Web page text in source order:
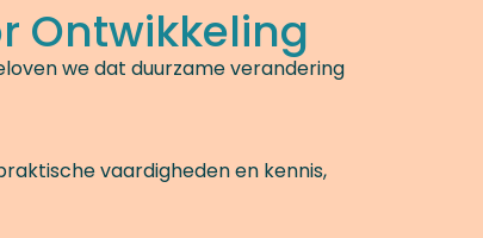
Ontwikkeling
we dat duurzame verandering
vaardigheden en kennis,